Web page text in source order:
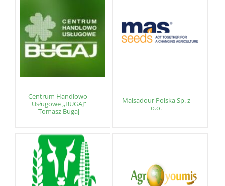
Centrum Handlowo-
Usługowe ,,BUGAJ”
Tomasz Bugaj
Maisadour Polska Sp. z
o.o.